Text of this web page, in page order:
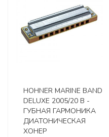
HOHNER MARINE BAND
DELUXE 2005/20 B -
ГУБНАЯ ГАРМОНИКА
ДИАТОНИЧЕСКАЯ
ХОНЕР